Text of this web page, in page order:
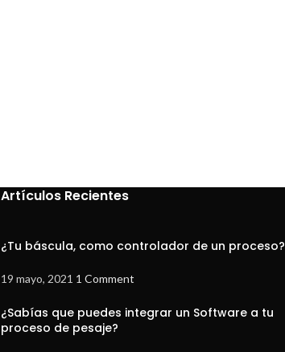
Artículos Recientes
¿Tu báscula, como controlador de un proceso?
19 mayo, 2021 1 Comment
¿Sabías que puedes integrar un Software a tu
proceso de pesaje?